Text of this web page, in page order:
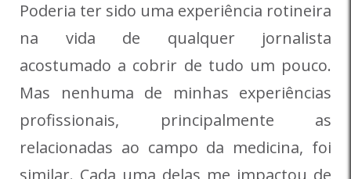
Poderia ter sido uma experiência rotineira
na vida de qualquer jornalista
acostumado a cobrir de tudo um pouco.
Mas nenhuma de minhas experiências
profissionais, principalmente as
relacionadas ao campo da medicina, foi
similar. Cada uma delas me impactou de